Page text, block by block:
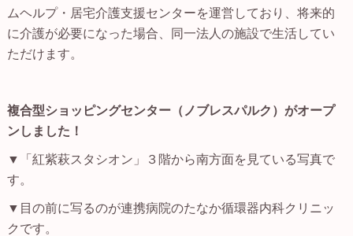
ムヘルプ・居宅介護支援センターを運営しており、将来的
に介護が必要になった場合、同一法人の施設で生活してい
ただけます。
複合型ショッピングセンター（ノブレスパルク）がオープ
ンしました！
▼「紅紫萩スタシオン」３階から南方面を見ている写真で
す。
▼目の前に写るのが連携病院のたなか循環器内科クリニッ
クです。